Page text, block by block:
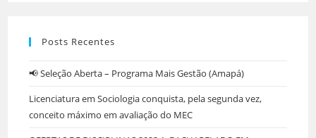
Posts Recentes
📢 Seleção Aberta – Programa Mais Gestão (Amapá)
Licenciatura em Sociologia conquista, pela segunda vez,
conceito máximo em avaliação do MEC